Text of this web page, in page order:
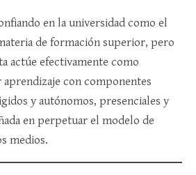
en la universidad como el
de formación superior, pero
actúe efectivamente como
con componentes
y autónomos, presenciales y
en perpetuar el modelo de
medios.